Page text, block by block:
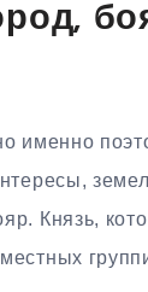
именно
Князь,